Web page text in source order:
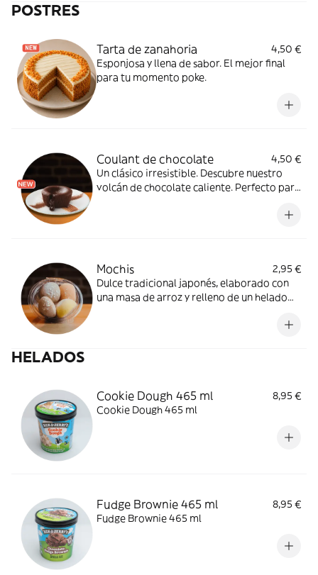
POSTRES
Tarta de zanahoria
4,50 €
Esponjosa y llena de sabor. El mejor final
para tu momento poke.
Coulant de chocolate
4,50 €
Un clásico irresistible. Descubre nuestro
volcán de chocolate caliente. Perfecto para
Mochis
2,95 €
Dulce tradicional japonés, elaborado con
una masa de arroz y relleno de un helado
con avellanas, mango, té verde y limón. ¿Te
HELADOS
Cookie Dough 465 ml
8,95 €
Cookie Dough 465 ml
Fudge Brownie 465 ml
8,95 €
Fudge Brownie 465 ml